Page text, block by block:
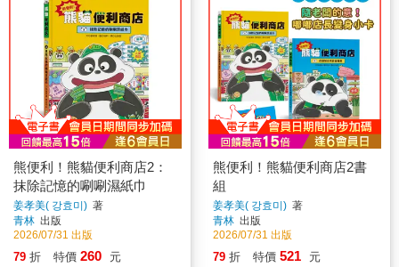
熊便利！熊貓便利商店2：
抹除記憶的唰唰濕紙巾
姜孝美( 강효미) 著
青林 出版
2026/07/31 出版
79 折 特價 260 元
熊便利！熊貓便利商店2書
組
姜孝美( 강효미) 著
青林 出版
2026/07/31 出版
79 折 特價 521 元